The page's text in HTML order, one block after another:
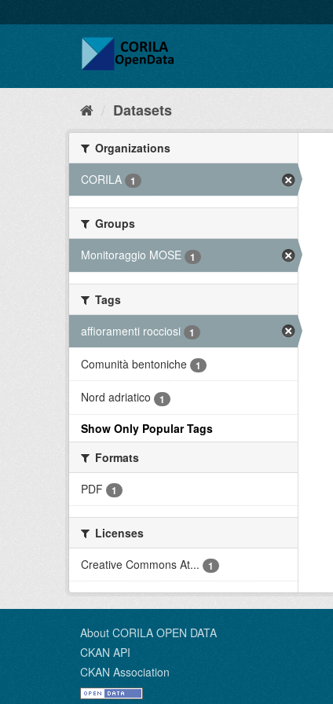
Datasets
Organizations
CORILA
1
Groups
Monitoraggio MOSE
1
Tags
affioramenti rocciosi
1
Comunità bentoniche 1
Nord adriatico 1
Show Only Popular Tags
Formats
PDF
1
Licenses
Creative Commons At...
1
About CORILA OPEN DATA
CKAN API
CKAN Association